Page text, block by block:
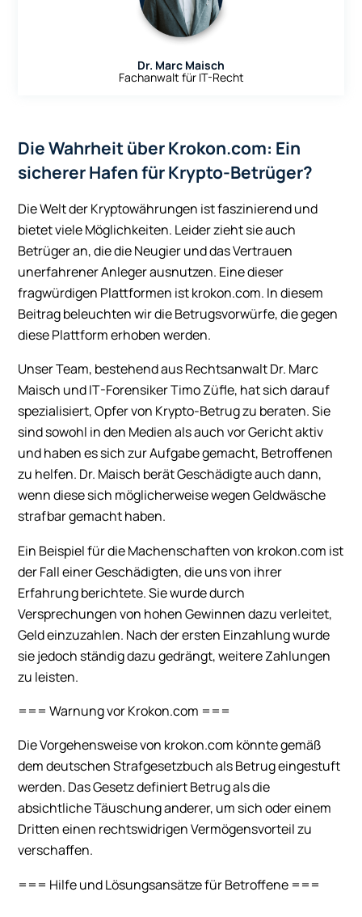
Die Wahrheit über Krokon.com: Ein
sicherer Hafen für Krypto-Betrüger?
Die Welt der Kryptowährungen ist faszinierend und
bietet viele Möglichkeiten. Leider zieht sie auch
Betrüger an, die die Neugier und das Vertrauen
unerfahrener Anleger ausnutzen. Eine dieser
fragwürdigen Plattformen ist krokon.com. In diesem
Beitrag beleuchten wir die Betrugsvorwürfe, die gegen
diese Plattform erhoben werden.
Unser Team, bestehend aus Rechtsanwalt Dr. Marc
Maisch und IT-Forensiker Timo Züfle, hat sich darauf
spezialisiert, Opfer von Krypto-Betrug zu beraten. Sie
sind sowohl in den Medien als auch vor Gericht aktiv
und haben es sich zur Aufgabe gemacht, Betroffenen
zu helfen. Dr. Maisch berät Geschädigte auch dann,
wenn diese sich möglicherweise wegen Geldwäsche
strafbar gemacht haben.
Ein Beispiel für die Machenschaften von krokon.com ist
der Fall einer Geschädigten, die uns von ihrer
Erfahrung berichtete. Sie wurde durch
Versprechungen von hohen Gewinnen dazu verleitet,
Geld einzuzahlen. Nach der ersten Einzahlung wurde
sie jedoch ständig dazu gedrängt, weitere Zahlungen
zu leisten.
=== Warnung vor Krokon.com ===
Die Vorgehensweise von krokon.com könnte gemäß
dem deutschen Strafgesetzbuch als Betrug eingestuft
werden. Das Gesetz definiert Betrug als die
absichtliche Täuschung anderer, um sich oder einem
Dritten einen rechtswidrigen Vermögensvorteil zu
verschaffen.
=== Hilfe und Lösungsansätze für Betroffene ===
Dr. Marc Maisch
Fachanwalt für IT-Recht